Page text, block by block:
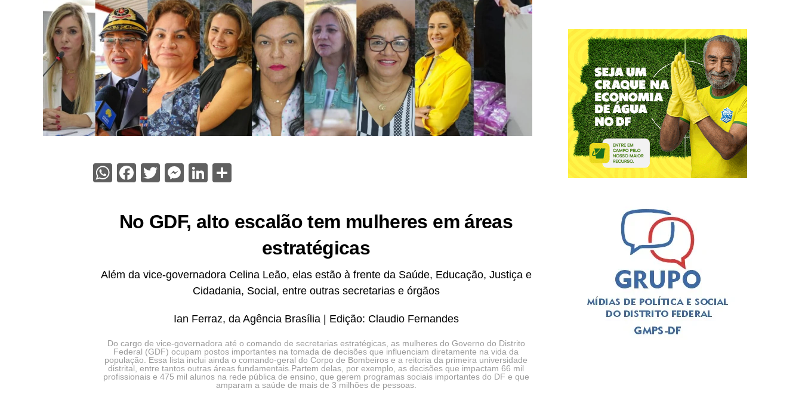
WhatsApp
Facebook
Twitter
Messenger
LinkedIn
No GDF, alto escalão tem mulheres em áreas
estratégicas
Além da vice-governadora Celina Leão, elas estão à frente da Saúde, Educação, Justiça e
Cidadania, Social, entre outras secretarias e órgãos
Ian Ferraz, da Agência Brasília | Edição: Claudio Fernandes
Do cargo de vice-governadora até o comando de secretarias estratégicas, as mulheres do Governo do Distrito
Federal (GDF) ocupam postos importantes na tomada de decisões que influenciam diretamente na vida da
população. Essa lista inclui ainda o comando-geral do Corpo de Bombeiros e a reitoria da primeira universidade
distrital, entre tantos outras áreas fundamentais.Partem delas, por exemplo, as decisões que impactam 66 mil
profissionais e 475 mil alunos na rede pública de ensino, que gerem programas sociais importantes do DF e que
amparam a saúde de mais de 3 milhões de pessoas.